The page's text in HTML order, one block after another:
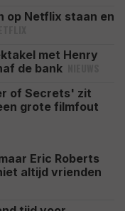
op Netflix staan en
met Henry
de bank
of Secrets' zit
grote filmfout
Eric Roberts
altijd vrienden